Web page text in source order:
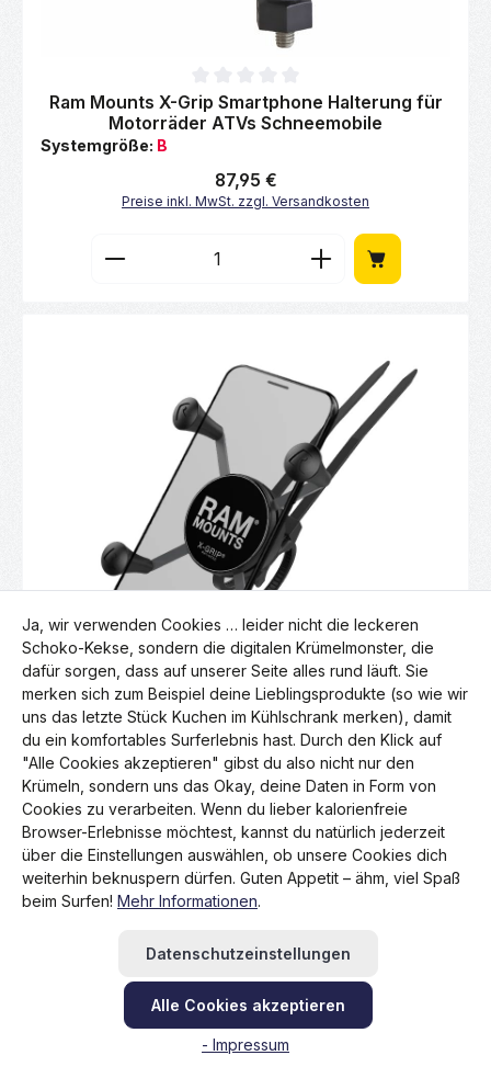
Durchschnittliche Bewertung von 0 von 5 Sternen
Ram Mounts X-Grip Smartphone Halterung für
Motorräder ATVs Schneemobile
Systemgröße: B
Regulärer Preis:
87,95 €
Preise inkl. MwSt. zzgl. Versandkosten
Produkt Anzahl: Gib den gewünschten
Durchschnittliche Bewertung von 0 von 5 Sternen
RAM X-Grip Universalhalterung für Smartphone
am Fahrrad
Regulärer Preis:
65,95 €
Preise inkl. MwSt. zzgl. Versandkosten
Produkt Anzahl: Gib den gewünschten
Ja, wir verwenden Cookies … leider nicht die leckeren
Schoko-Kekse, sondern die digitalen Krümelmonster, die
dafür sorgen, dass auf unserer Seite alles rund läuft. Sie
merken sich zum Beispiel deine Lieblingsprodukte (so wie wir
uns das letzte Stück Kuchen im Kühlschrank merken), damit
du ein komfortables Surferlebnis hast. Durch den Klick auf
"Alle Cookies akzeptieren" gibst du also nicht nur den
Krümeln, sondern uns das Okay, deine Daten in Form von
Cookies zu verarbeiten. Wenn du lieber kalorienfreie
Browser-Erlebnisse möchtest, kannst du natürlich jederzeit
über die Einstellungen auswählen, ob unsere Cookies dich
weiterhin beknuspern dürfen. Guten Appetit – ähm, viel Spaß
beim Surfen! Mehr Informationen.
Datenschutzeinstellungen
Alle Cookies akzeptieren
- Impressum